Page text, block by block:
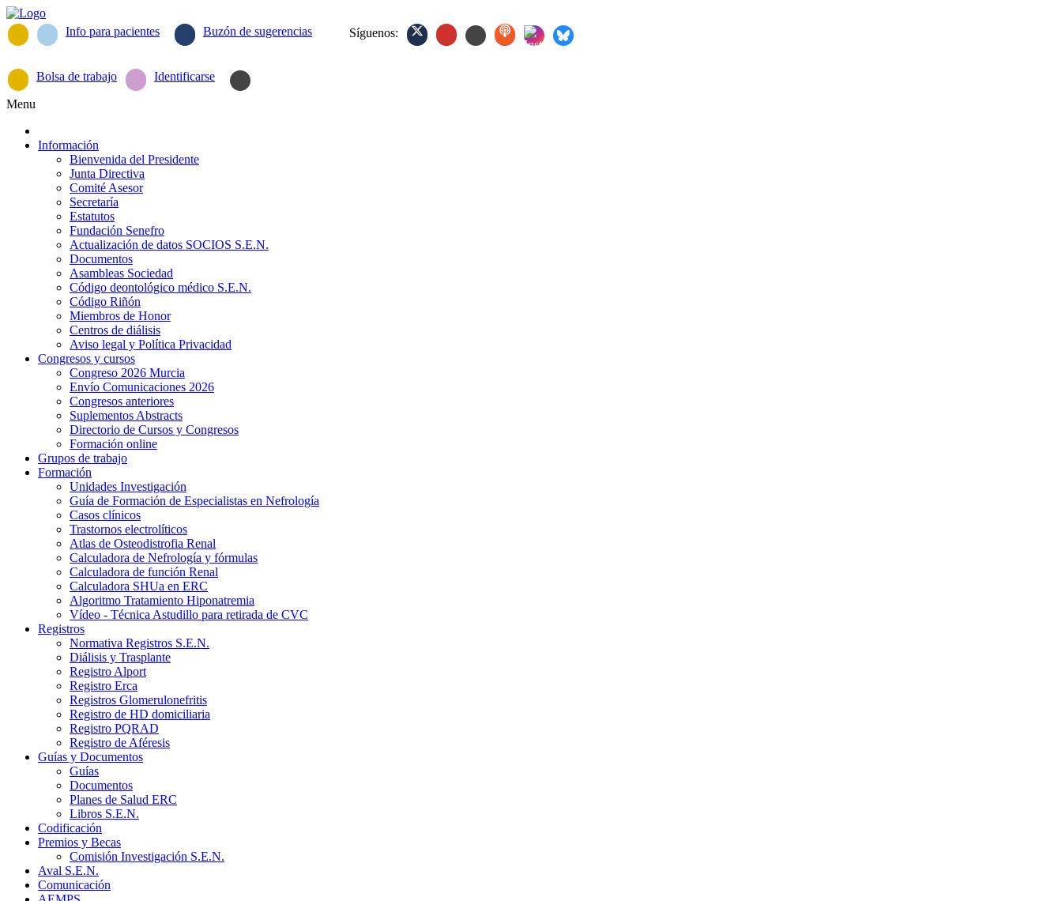
Info para pacientes Buzón de sugerencias Síguenos:
Bolsa de trabajo Identificarse
Menu
Información
Bienvenida del Presidente
Junta Directiva
Comité Asesor
Secretaría
Estatutos
Fundación Senefro
Actualización de datos SOCIOS S.E.N.
Documentos
Asambleas Sociedad
Código deontológico médico S.E.N.
Código Riñón
Miembros de Honor
Centros de diálisis
Aviso legal y Política Privacidad
Congresos y cursos
Congreso 2026 Murcia
Envío Comunicaciones 2026
Congresos anteriores
Suplementos Abstracts
Directorio de Cursos y Congresos
Formación online
Grupos de trabajo
Formación
Unidades Investigación
Guía de Formación de Especialistas en Nefrología
Casos clínicos
Trastornos electrolíticos
Atlas de Osteodistrofia Renal
Calculadora de Nefrología y fórmulas
Calculadora de función Renal
Calculadora SHUa en ERC
Algoritmo Tratamiento Hiponatremia
Vídeo - Técnica Astudillo para retirada de CVC
Registros
Normativa Registros S.E.N.
Diálisis y Trasplante
Registro Alport
Registro Erca
Registros Glomerulonefritis
Registro de HD domiciliaria
Registro PQRAD
Registro de Aféresis
Guías y Documentos
Guías
Documentos
Planes de Salud ERC
Libros S.E.N.
Codificación
Premios y Becas
Comisión Investigación S.E.N.
Aval S.E.N.
Comunicación